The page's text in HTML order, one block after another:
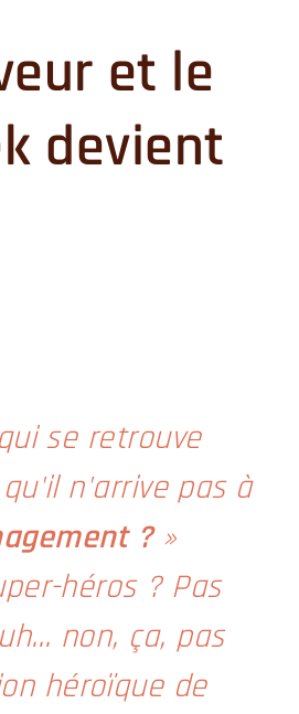
et le
devient
se retrouve
n'arrive pas à
?»
héros ? Pas
non, ça, pas
héroïque de